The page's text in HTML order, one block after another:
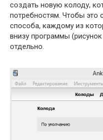
создать новую колоду,
потребностям. Чтобы это
способа, каждому из
внизу программы
отдельно.